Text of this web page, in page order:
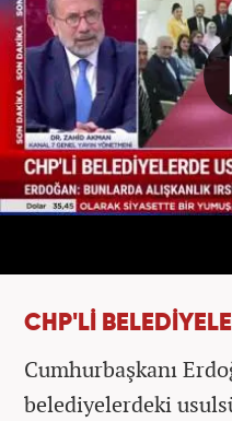
CHP'Lİ
Cumhurbaşkanı
belediyelerdeki